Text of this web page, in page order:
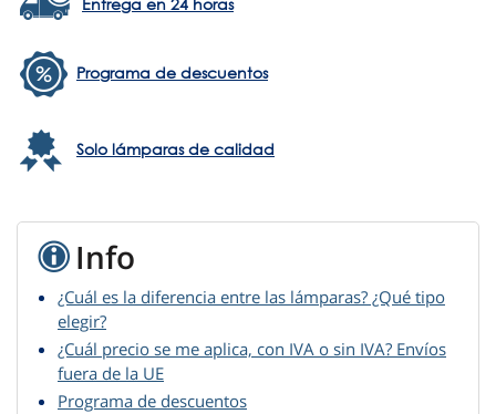
Programa de descuentos
Solo lámparas de calidad
Info
¿Cuál es la diferencia entre las lámparas? ¿Qué tipo
elegir?
¿Cuál precio se me aplica, con IVA o sin IVA? Envíos
fuera de la UE
Programa de descuentos